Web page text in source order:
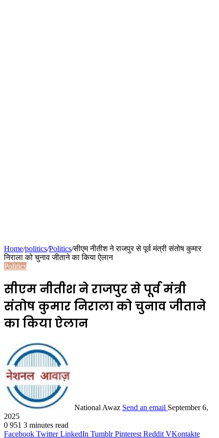
Home/politics/Politics/सीएम नीतीश ने राजपुर से पूर्व मंत्री संतोष कुमार
निराला को चुनाव जीताने का किया ऐलान
Politics
सीएम नीतीश ने राजपुर से पूर्व मंत्री
संतोष कुमार निराला को चुनाव जीताने
का किया ऐलान
National Awaz Send an email September 6,
2025
0 951 3 minutes read
Facebook Twitter LinkedIn Tumblr Pinterest Reddit VKontakte